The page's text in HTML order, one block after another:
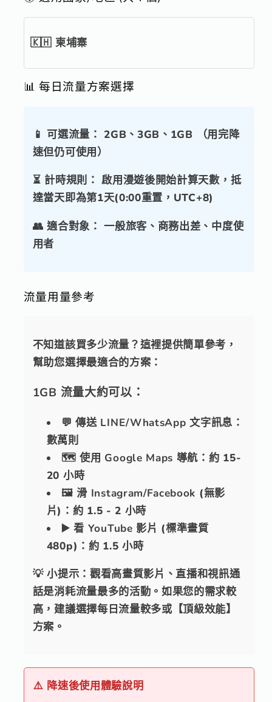
🇰🇭 柬埔寨
📊 每日流量方案選擇
📱 可選流量： 2GB、3GB、1GB （用完降
速但仍可使用）
⏳ 計時規則： 啟用漫遊後開始計算天數，抵
達當天即為第1天(0:00重置，UTC+8)
👥 適合對象： 一般旅客、商務出差、中度使
用者
流量用量參考
不知道該買多少流量？這裡提供簡單參考，
幫助您選擇最適合的方案：
1GB 流量大約可以：
💬 傳送 LINE/WhatsApp 文字訊息：
數萬則
🗺️ 使用 Google Maps 導航：約 15-
20 小時
🖼️ 滑 Instagram/Facebook (無影
片)：約 1.5 - 2 小時
▶️ 看 YouTube 影片 (標準畫質
480p)：約 1.5 小時
💡小提示 ：觀看高畫質影片、直播和視訊通
話是消耗流量最多的活動。如果您的需求較
高，建議選擇每日流量較多或【頂級效能】
方案。
⚠️ 降速後使用體驗說明